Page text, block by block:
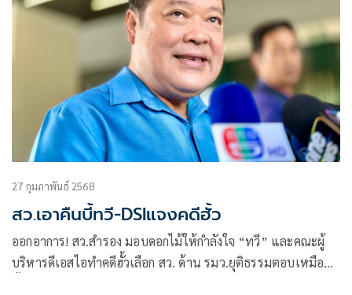
27 กุมภาพันธ์ 2568
สว.เอาคืนบี้ทวี-DSIแจงคดีฮั้ว
ออกอาการ! สว.สำรอง มอบดอกไม้ให้กำลังใจ “ทวี” และคณะผู้
บริหารดีเอสไอทำคดีฮั้วเลือก สว. ด้าน รมว.ยุติธรรมตอบเหมือน